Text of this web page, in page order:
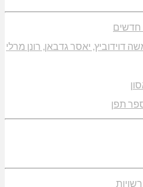
דוידוביץ, יאסר גדבאן, רונן מרלי
תפן